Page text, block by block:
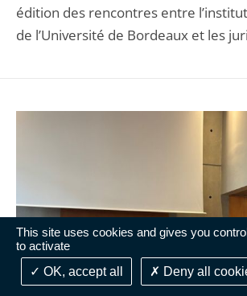
This site uses cookies and gives you
to activate
OK, accept all
Deny all
édition des rencontres entre
de l’Université de Bordeaux et les